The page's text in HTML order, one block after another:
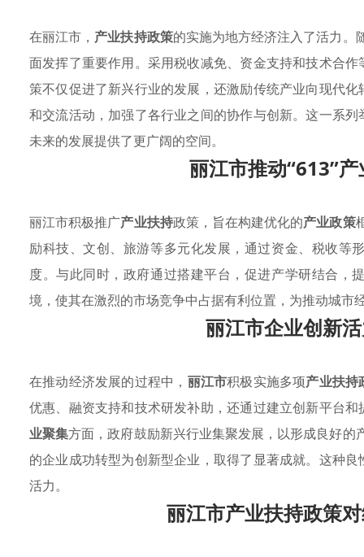
在丽江市， 产业扶持政策的实施为地方经济注入了活力。
面发挥了重要作用。采用税收减免、资金支持和技术合
策不仅促进了新兴行业的发展，还激励传统产业向现代
和交流活动，加强了各行业之间的协作与创新。这一系
未来的发展提供了更广阔的空间。
丽江市推动“613”
丽江市积极推广产业扶持政策，旨在构建优化的产业政策
励科技、文创、旅游等多元化发展，通过资金、税收等
度。与此同时，政府通过搭建平台，促进产学研结合，
境，使其在激烈的市场竞争中占据有利位置，为推动城市
丽江市企业创新
在推动经济发展的过程中， 丽江市积极实施多项产业扶持
优惠、融资支持和技术研发补助，还通过建立创新平台
业聚集方面，政府鼓励新兴行业集聚发展，以形成良好的
的企业成功转型为创新型企业，取得了显著成就。这种
活力。
丽江市产业扶持政策